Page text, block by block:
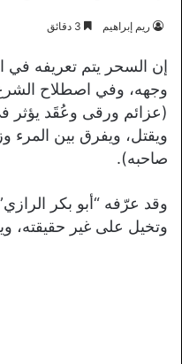
ريم إبراهيم
إن السحر يتم تعريفه
وجهه، وفي اصطلاح الشرع
(عزائم ورقى وعُقَد يؤثر
ويقتل، ويفرق بين المرء
صاحبه).
وقد عرّفه “أبو بكر
وتخيل على غير حقيقته،